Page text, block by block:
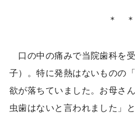
＊
口の中の痛みで当院歯科を
子）。特に発熱はないものの
欲が落ちていました。お母さ
虫歯はないと言われました」